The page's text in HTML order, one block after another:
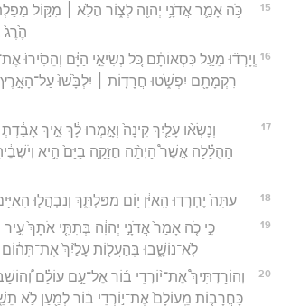
15
כֹּ֥ה אָמַ֛ר אֲדֹנָ֥י יְהוִ֖ה לְצ֑וֹר הֲלֹ֣א ׀ מִקּ֣וֹל
הֶ֙רֶג֙
16 וְֽיָרְד֞וּ מֵעַ֣ל כִּסְאוֹתָ֗ם כֹּ֚ל נְשִׂיאֵ֣י הַיָּ֔ם וְהֵסִ֙ירוּ֙
רִקְמָתָ֖ם יִפְשֹׁ֑טוּ חֲרָד֤וֹת ׀ יִלְבָּ֙שׁוּ֙ עַל־הָאָ֣רֶץ
17
וְנָשְׂא֨וּ עָלַ֤יִךְ קִינָה֙ וְאָ֣מְרוּ לָ֔ךְ אֵ֣יךְ
הַהֻלָּ֗לָה אֲשֶׁר֩ הָיְתָ֨ה חֲזָקָ֤ה בַיָּם֙ הִ֣יא
18 עַתָּה֙ יֶחְרְד֣וּ הָֽאִיִּ֔ן י֖וֹם מַפַּלְתֵּ֑ךְ וְנִבְהֲל֛וּ
19
כִּ֣י כֹ֤ה אָמַר֙ אֲדֹנָ֣י יְהוִ֔ה בְּתִתִּ֤י אֹתָךְ֙
לֹֽא־נוֹשָׁ֑בוּ בְּהַעֲל֤וֹת עָלַ֙יִךְ֙ אֶת־תְּה֔וֹם
20
וְהוֹרַדְתִּיךְ֩ אֶת־י֨וֹרְדֵי ב֜וֹר אֶל־עַ֣ם עוֹלָ֗ם
כָּחֳרָב֤וֹת מֵֽעוֹלָם֙ אֶת־י֣וֹרְדֵי ב֔וֹר לְמַ֖עַן לֹ֣א